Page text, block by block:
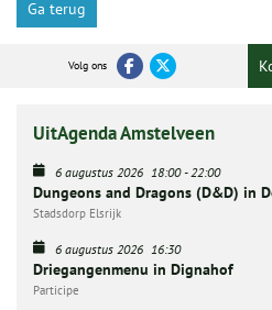
Ga terug
Volg ons
UitAgenda Amstelveen
6 augustus 2026 18:00-22:00
Dungeons and Dragons (D&D) in
Stadsdorp Elsrijk
6 augustus 2026 16:30
Driegangenmenu in Dignahof
Participe